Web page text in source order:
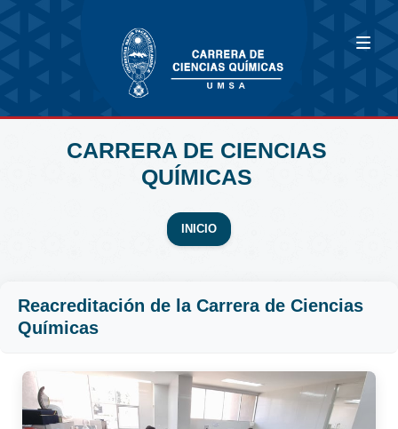
CARRERA DE CIENCIAS
QUÍMICAS
INICIO
Reacreditación de la Carrera de Ciencias
Químicas